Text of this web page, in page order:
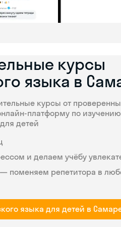
курсы
языка в
курсы от
платформу по изучению
детей
и делаем учёбу
поменяем репетитора в
языка для детей в